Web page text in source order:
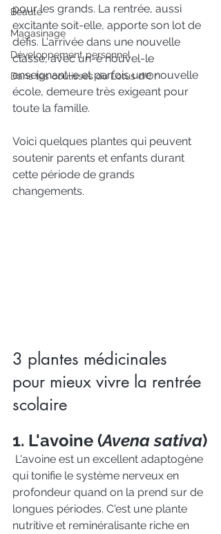
Beauté
Magasinage
Développement personnel
Dans les coulisses du Lotus d'Or
pour les grands. La rentrée, aussi
excitante soit-elle, apporte son lot de
défis. L'arrivée dans une nouvelle
classe, avec un-e nouvel-le
enseignant-e et parfois une nouvelle
école, demeure très exigeant pour
toute la famille.
Voici quelques plantes qui peuvent
soutenir parents et enfants durant
cette période de grands
changements.
3 plantes médicinales
pour mieux vivre la rentrée
scolaire
1. L'avoine (Avena sativa)
qui tonifie le système nerveux en
profondeur quand on la prend sur de
longues périodes. C'est une plante
nutritive et reminéralisante riche en